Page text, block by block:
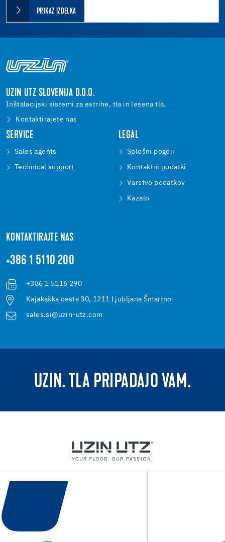
PRIKAZ IZDELKA
UZIN UTZ SLOVENIJA D.O.O.
Inštalacijski sistemi za estrihe, tla in lesena tla.
Kontaktirajete nas
SERVICE
Sales agents
Technical support
LEGAL
Splošni pogoji
Kontaktni podatki
Varstvo podatkov
Kazalo
KONTAKTIRAJTE NAS
+386 1 5110 200
+386 1 5116 290
Kajakaška cesta 30, 1211 Ljubljana Šmartno
sales.si@uzin-utz.com
UZIN. TLA PRIPADAJO VAM.